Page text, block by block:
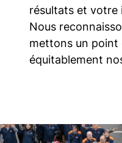
résultats et votre
Nous
mettons un point
équitablement